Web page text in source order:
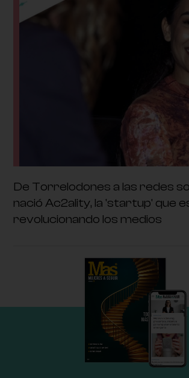
De Torrelodones a las redes
nació Ac2ality, la 'startup' que
revolucionando los medios